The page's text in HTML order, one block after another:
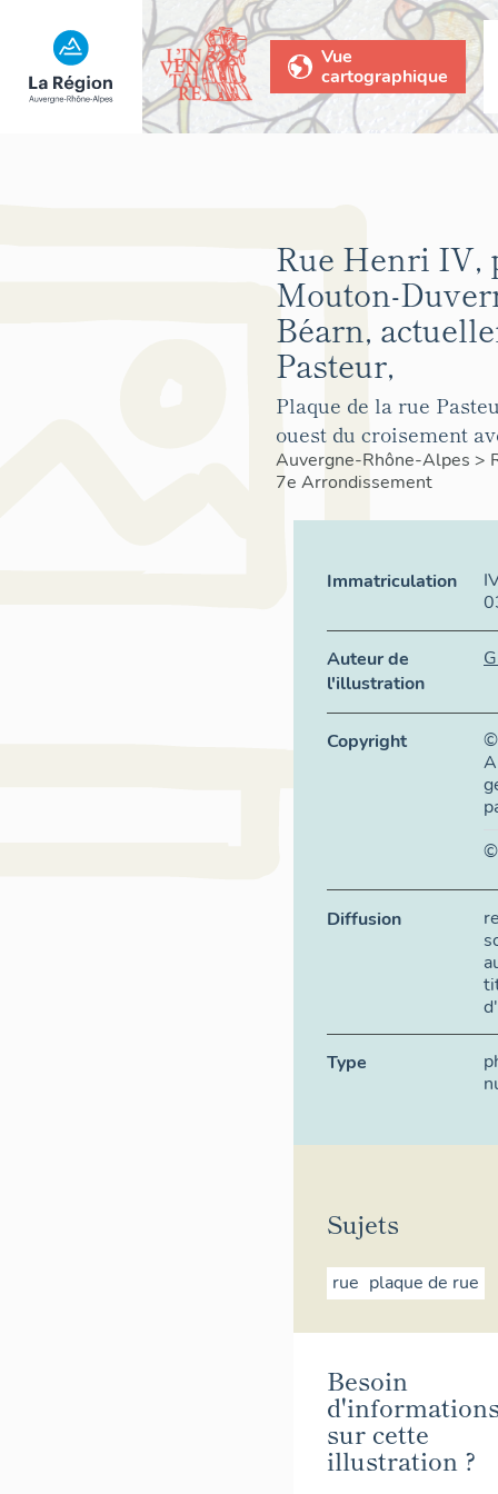
Vue
cartographique
Rue Henri IV,
Mouton-
Béarn,
Pasteur,
Plaque de la rue
ouest du croisement
Auvergne-Rhône-Alpes >
7e Arrondissement
Immatriculation
Auteur de
l'illustration
Copyright
©
Diffusion
Type
Sujets
rue plaque de rue
Besoin
sur cette
illustration ?